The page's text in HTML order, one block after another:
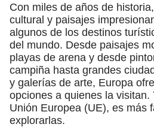
Con miles de años de
cultural y paisajes
algunos de los destinos
del mundo. Desde paisajes
playas de arena y desde
campiña hasta grandes
y galerías de arte, Europa
opciones a quienes la visitan.
Unión Europea (UE), es más
explorarlas.